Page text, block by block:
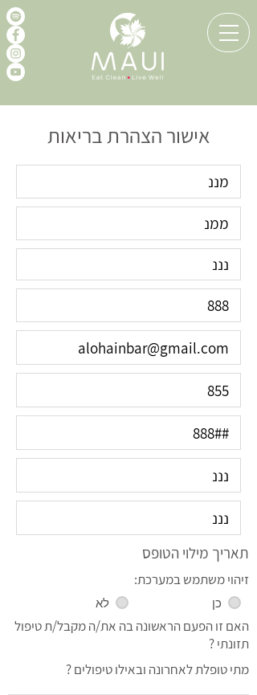
אישור הצהרת בריאות
תאריך מילוי הטופס
זיהוי משתמש במערכת:
כן לא
האם זו הפעם הראשונה בה את/ה מקבל/ת טיפול
תזונתי ?
מתי טופלת לאחרונה ובאילו טיפולים ?